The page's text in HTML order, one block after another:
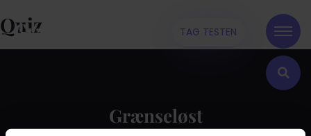
TAG TESTEN
Quiz
Grænseløst